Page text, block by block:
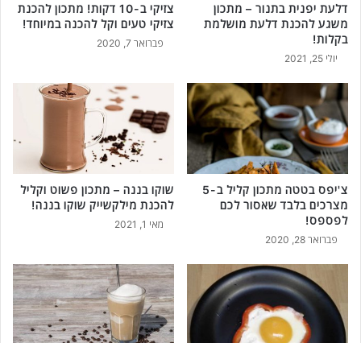
דלעת יפנית בתנור – מתכון
משגע להכנת דלעת מושלמת
בקלות!
יולי 25, 2021
צזיקי ב-10 דקות! מתכון להכנת
צזיקי טעים וקל להכנה במיוחד!
פברואר 7, 2020
צ'יפס בטטה מתכון קליל ב-5
מצרכים בלבד שאסור לכם
לפספס!
פברואר 28, 2020
שוקו בננה – מתכון פשוט וקליל
להכנת מילקשייק שוקו בננה!
מאי 1, 2021